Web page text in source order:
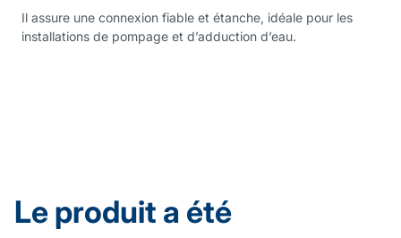
Il assure une connexion fiable et étanche, idéale pour les
installations de pompage et d’adduction d’eau.
Le produit a été